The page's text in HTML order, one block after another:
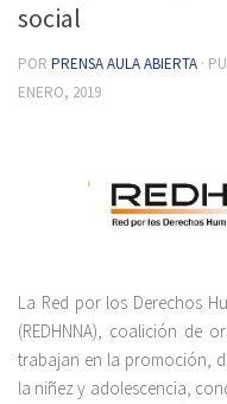
social
POR PRENSA AULA ABIERTA ·
ENERO, 2019
La Red por los Derechos
(REDHNNA), coalición de
trabajan en la promoción,
la niñez y adolescencia,